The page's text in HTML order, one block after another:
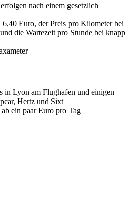
nach einem gesetzlich
Euro, der Preis pro Kilometer bei
die Wartezeit pro Stunde bei knapp
Lyon am Flughafen und einigen
Hertz und Sixt
ein paar Euro pro Tag